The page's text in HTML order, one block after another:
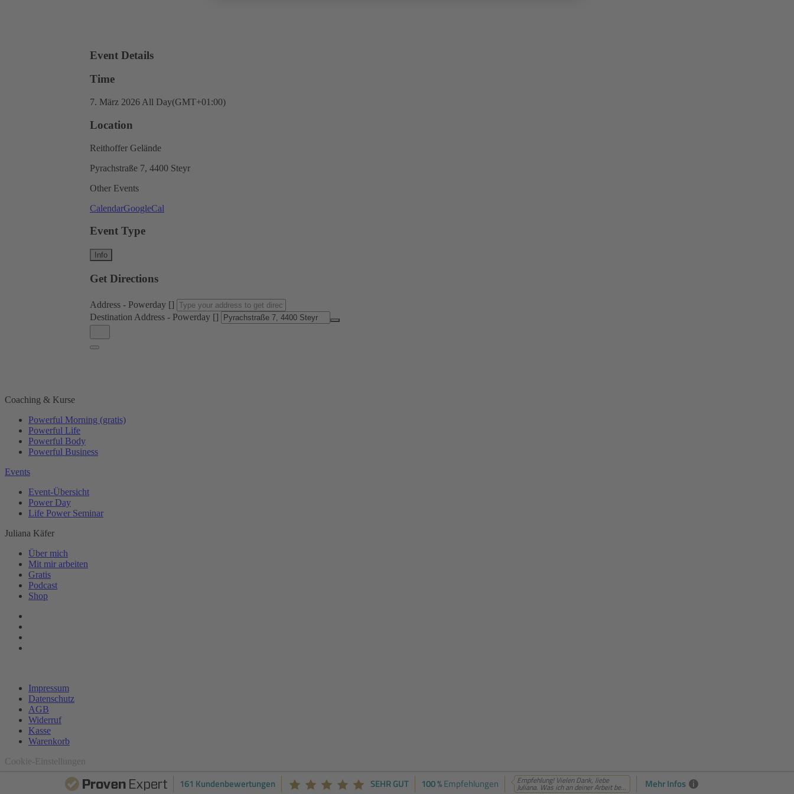
161 Kundenbewertungen SEHR GUT 100 %Empfehlungen Empfehlung! Vielen Dank, liebe
Juliana. Was ich an deiner Arbeit be... Mehr Infos i
Event Details
Time
7. März 2026 All Day(GMT+01:00)
Location
Reithoffer Gelände
Pyrachstraße 7, 4400 Steyr
Other Events
CalendarGoogleCal
Event Type
Info
Get Directions
Address - Powerday []
Destination Address - Powerday []
Coaching & Kurse
Powerful Morning (gratis)
Powerful Life
Powerful Body
Powerful Business
Events
Event-Übersicht
Power Day
Life Power Seminar
Juliana Käfer
Über mich
Mit mir arbeiten
Gratis
Podcast
Shop
Impressum
Datenschutz
AGB
Widerruf
Kasse
Warenkorb
Cookie-Einstellungen